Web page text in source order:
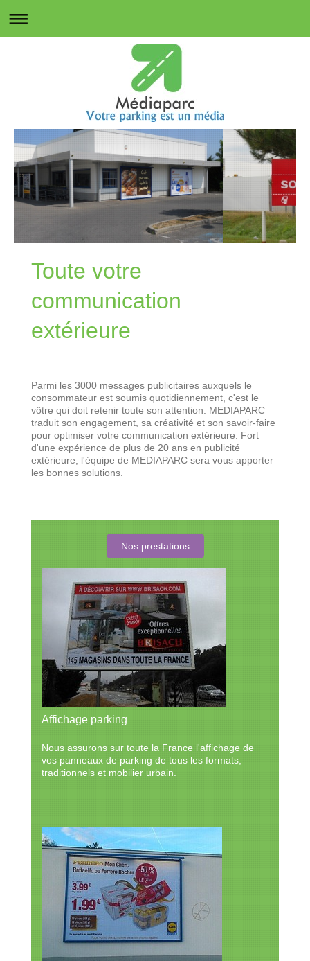
Toute votre
communication
extérieure
Parmi les 3000 messages publicitaires auxquels le
consommateur est soumis quotidiennement, c'est le
vôtre qui doit retenir toute son attention. MEDIAPARC
traduit son engagement, sa créativité et son savoir-faire
pour optimiser votre communication extérieure. Fort
d'une expérience de plus de 20 ans en publicité
extérieure, l'équipe de MEDIAPARC sera vous apporter
les bonnes solutions.
Nos prestations
Affichage parking
Nous assurons sur toute la France l'affichage de
vos panneaux de parking de tous les formats,
traditionnels et mobilier urbain.